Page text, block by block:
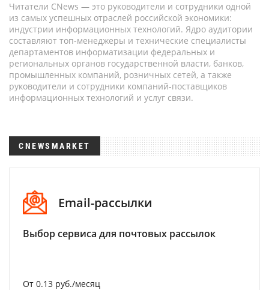
Читатели CNews — это руководители и сотрудники одной
из самых успешных отраслей российской экономики:
индустрии информационных технологий. Ядро аудитории
составляют топ-менеджеры и технические специалисты
департаментов информатизации федеральных и
региональных органов государственной власти, банков,
промышленных компаний, розничных сетей, а также
руководители и сотрудники компаний-поставщиков
информационных технологий и услуг связи.
CNEWSMARKET
Email-рассылки
Выбор сервиса для почтовых рассылок
От 0.13 руб./месяц